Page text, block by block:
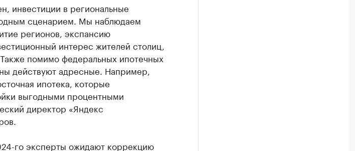
инвестиции в региональные
сценарием. Мы наблюдаем
регионов, экспансию
интерес жителей столиц,
помимо федеральных ипотечных
действуют адресные. Например,
ипотека, которые
выгодными процентными
директор «Яндекс
го эксперты ожидают коррекцию